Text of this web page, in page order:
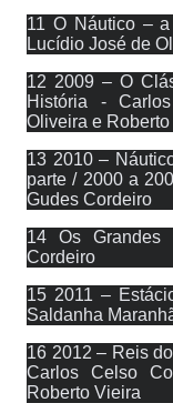
11 O Náutico –
Lucídio José de
12 2009 – O
História -
Oliveira e
13 2010 –
parte / 2000 a
Gudes Cordeiro
14 Os Grandes
Cordeiro
15 2011 –
Saldanha
16 2012 – Reis
Carlos Celso
Roberto Vieira